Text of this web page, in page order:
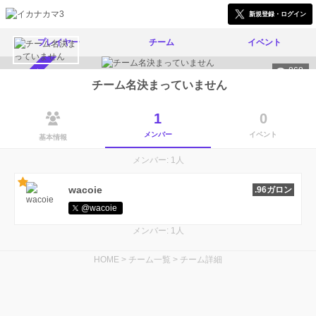
新規登録・ログイン
プレイヤー チーム イベント
868
チーム名決まっていません
基本情報
1
メンバー
0
イベント
メンバー: 1人
wacoie
.96ガロン
@wacoie
メンバー: 1人
HOME > チーム一覧 > チーム詳細